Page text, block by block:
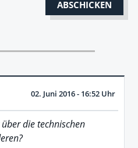
02. Juni 2016 - 16:52 Uhr
die technischen